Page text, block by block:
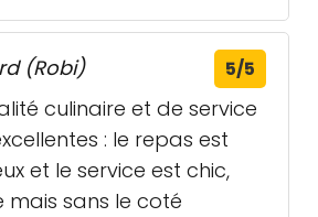
(Robi) 5/5
culinaire et de service
: le repas est
et le service est chic,
mais sans le coté